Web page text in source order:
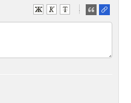
-
-
-